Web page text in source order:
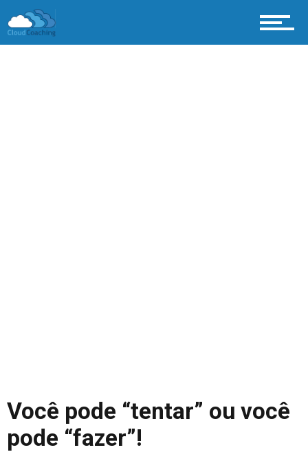
Você pode “tentar” ou você
pode “fazer”!